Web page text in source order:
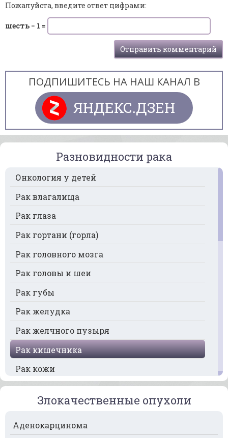
Пожалуйста, введите ответ цифрами:
шесть − 1 =
ПОДПИШИТЕСЬ НА НАШ КАНАЛ В
ЯНДЕКС.ДЗЕН
Разновидности рака
Онкология у детей
Рак влагалища
Рак глаза
Рак гортани (горла)
Рак головного мозга
Рак головы и шеи
Рак губы
Рак желудка
Рак желчного пузыря
Рак кишечника
Рак кожи
Рак кости
Рак крови
Рак легких
Злокачественные опухоли
Аденокарцинома